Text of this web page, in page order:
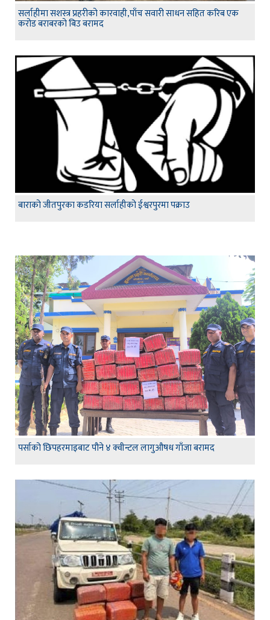
सर्लाहीमा सशस्त्र प्रहरीको कारवाही,पाँच सवारी साधन सहित करिब एक
करोड बराबरको बिउ बरामद
बाराको जीतपुरका कडरिया सर्लाहीको ईश्वरपुरमा पक्राउ
पर्साको छिपहरमाइबाट पौने ४ क्वीन्टल लागुऔषध गाँजा बरामद